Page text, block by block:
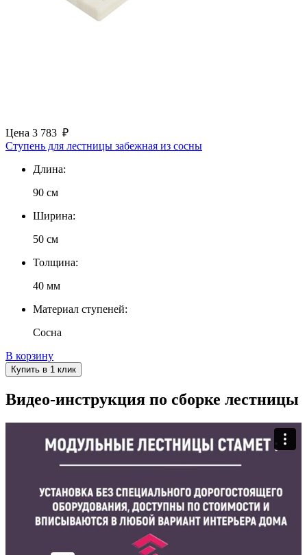
Цена 3 783 ₽
Ступень для лестницы забежная из сосны
Длина:
90 см
Ширина:
50 см
Толщина:
40 мм
Материал ступеней:
Сосна
В корзину
Купить в 1 клик
Видео-инструкция по сборке лестницы